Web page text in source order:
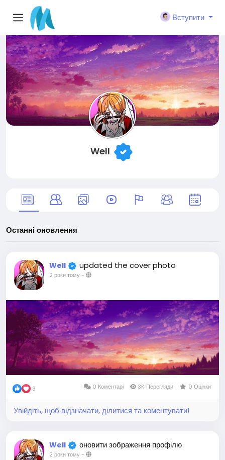
Вступити
Well
Останні оновлення
Well updated the cover photo
2 роки тому-
3 0 Коментарі 3K Перегляди 0 Оцінки
Увійдіть, щоб відзначати, ділитися та коментувати!
Well оновити зображення профілю
2 роки тому-